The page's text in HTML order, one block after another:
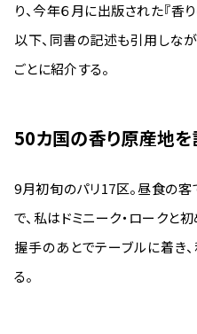
り、今年６月に出版された『香
以下、同書の記述も引用しな
ごとに紹介する。
50カ国の香り原産地を
9月初旬のパリ17区。昼食の客
で、私はドミニーク・ロークと
握手のあとでテーブルに着き
る。